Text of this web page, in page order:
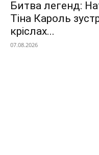
Битва легенд:
Тіна Кароль
кріслах...
07.08.2026